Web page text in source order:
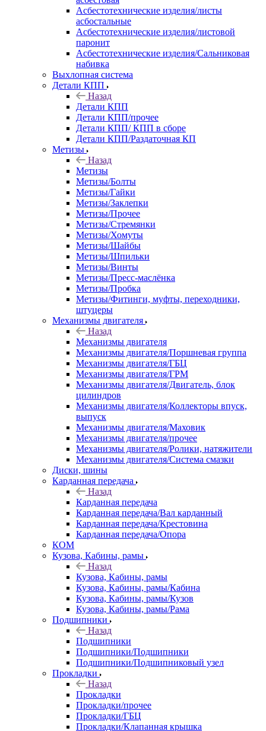
Асбестотехнические изделия/листы
асбостальные
Асбестотехнические изделия/листовой
паронит
Асбестотехнические изделия/Сальниковая
набивка
Выхлопная система
Детали КПП
Назад
Детали КПП
Детали КПП/прочее
Детали КПП/ КПП в сборе
Детали КПП/Раздаточная КП
Метизы
Назад
Метизы
Метизы/Болты
Метизы/Гайки
Метизы/Заклепки
Метизы/Прочее
Метизы/Стремянки
Метизы/Хомуты
Метизы/Шайбы
Метизы/Шпильки
Метизы/Винты
Метизы/Пресс-маслёнка
Метизы/Пробка
Метизы/Фитинги, муфты, переходники,
штуцеры
Механизмы двигателя
Назад
Механизмы двигателя
Механизмы двигателя/Поршневая группа
Механизмы двигателя/ГБЦ
Механизмы двигателя/ГРМ
Механизмы двигателя/Двигатель, блок
цилиндров
Механизмы двигателя/Коллекторы впуск,
выпуск
Механизмы двигателя/Маховик
Механизмы двигателя/прочее
Механизмы двигателя/Ролики, натяжители
Механизмы двигателя/Система смазки
Диски, шины
Карданная передача
Назад
Карданная передача
Карданная передача/Вал карданный
Карданная передача/Крестовина
Карданная передача/Опора
КОМ
Кузова, Кабины, рамы
Назад
Кузова, Кабины, рамы
Кузова, Кабины, рамы/Кабина
Кузова, Кабины, рамы/Кузов
Кузова, Кабины, рамы/Рама
Подшипники
Назад
Подшипники
Подшипники/Подшипники
Подшипники/Подшипниковый узел
Прокладки
Назад
Прокладки
Прокладки/прочее
Прокладки/ГБЦ
Прокладки/Клапанная крышка